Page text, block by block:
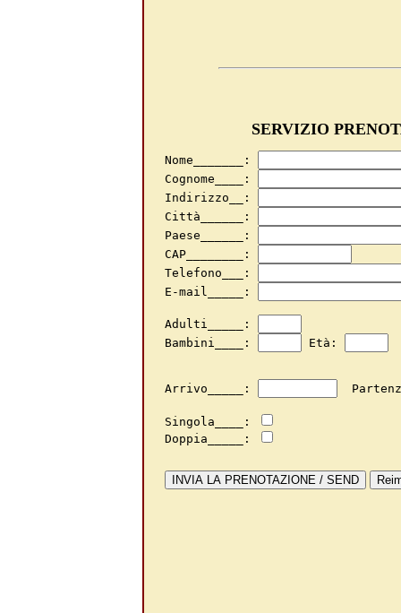
SERVIZIO
Nome_______:
Cognome____:
Indirizzo__:
Città______:
Paese______:
CAP________:
Telefono___:
E-mail_____:
Adulti_____:
Bambini____:
Età:
Arrivo_____:
Singola____:
Doppia_____: